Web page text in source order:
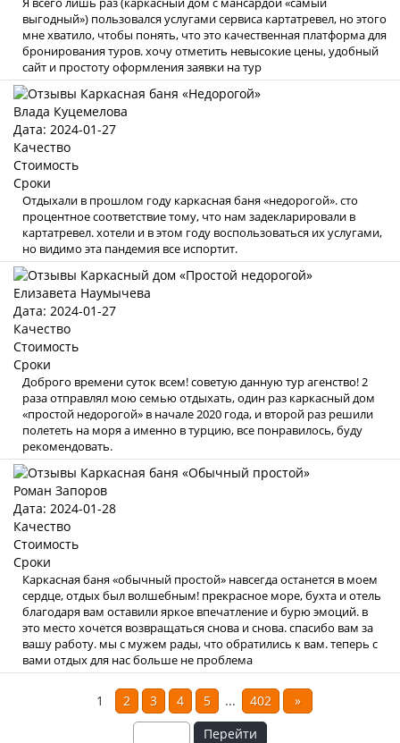
выгодный») пользовался услугами сервиса картатревел, но этого
мне хватило, чтобы понять, что это качественная платформа для
бронирования туров. хочу отметить невысокие цены, удобный
сайт и простоту оформления заявки на тур
Влада Куцемелова
Дата: 2024-01-27
Качество
Стоимость
Сроки
Отдыхали в прошлом году каркасная баня «недорогой». сто
процентное соответствие тому, что нам задекларировали в
картатревел. хотели и в этом году воспользоваться их услугами,
но видимо эта пандемия все испортит.
Елизавета Наумычева
Дата: 2024-01-27
Качество
Стоимость
Сроки
Доброго времени суток всем! советую данную тур агенство! 2
раза отправлял мою семью отдыхать, один раз каркасный дом
«простой недорогой» в начале 2020 года, и второй раз решили
полететь на моря а именно в турцию, все понравилось, буду
рекомендовать.
Роман Запоров
Дата: 2024-01-28
Качество
Стоимость
Сроки
Каркасная баня «обычный простой» навсегда останется в моем
сердце, отдых был волшебным! прекрасное море, бухта и отель
благодаря вам оставили яркое впечатление и бурю эмоций. в
это место хочется возвращаться снова и снова. спасибо вам за
вашу работу. мы с мужем рады, что обратились к вам. теперь с
вами отдых для нас больше не проблема
1 2 3 4 5 ... 402
»
Перейти